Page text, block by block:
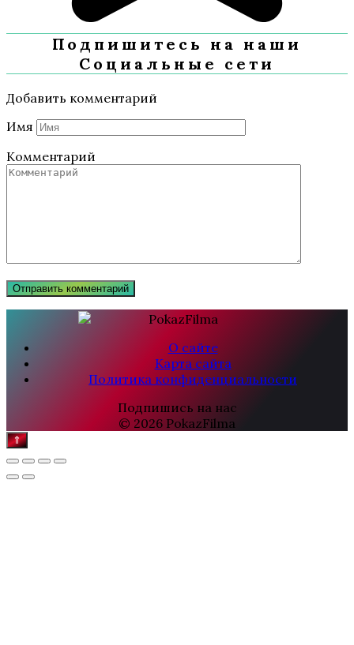
Подпишитесь на наши
Социальные сети
Добавить комментарий
Имя
Комментарий
О сайте
Карта сайта
Политика конфиденциальности
Подпишись на нас
© 2026 PokazFilma